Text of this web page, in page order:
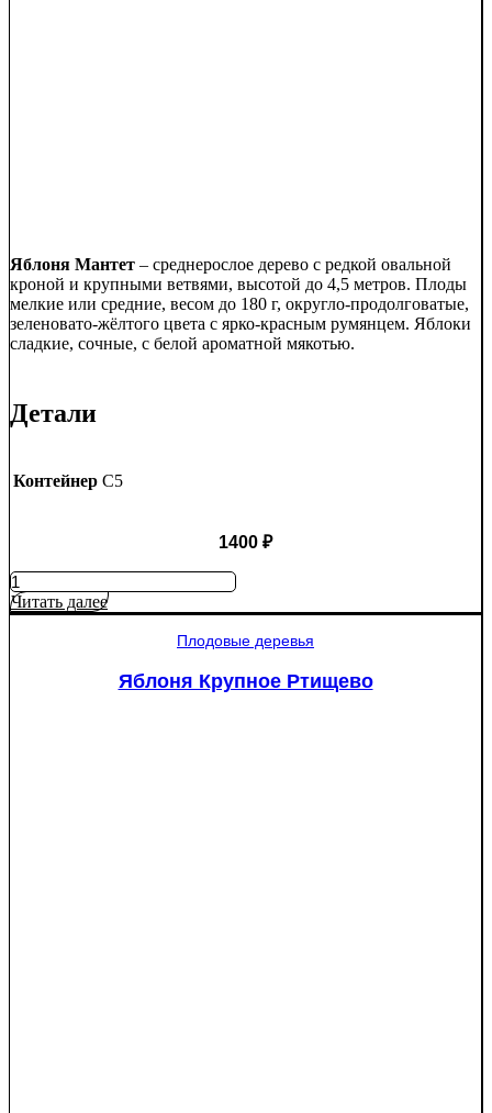
Яблоня Мантет – среднерослое дерево с редкой овальной
кроной и крупными ветвями, высотой до 4,5 метров. Плоды
мелкие или средние, весом до 180 г, округло-продолговатые,
зеленовато-жёлтого цвета с ярко-красным румянцем. Яблоки
сладкие, сочные, с белой ароматной мякотью.
Детали
Контейнер C5
1400 ₽
Количество
товара
Яблоня
Читать далее
Плодовые деревья
Яблоня Крупное Ртищево